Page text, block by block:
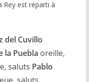
Rey est reparti à
del Cuvillo
la Puebla oreille,
saluts Pablo
saluts.